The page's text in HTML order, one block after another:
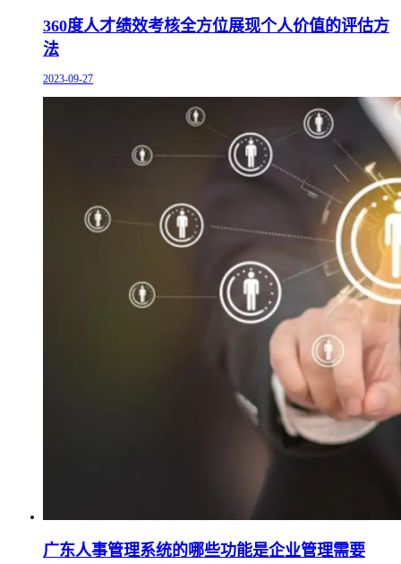
360度人才绩效考核全方位展现个人价值的评估方
法
2023-09-27
广东人事管理系统的哪些功能是企业管理需要